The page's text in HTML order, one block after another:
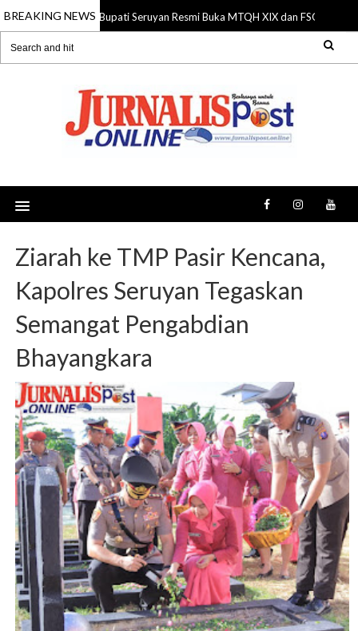
BREAKING NEWS
06 Aug 2026 Bupati Seruyan Resmi Buka MTQH XIX dan FSQ 2026,
Ziarah ke TMP Pasir Kencana,
Kapolres Seruyan Tegaskan
Semangat Pengabdian
Bhayangkara